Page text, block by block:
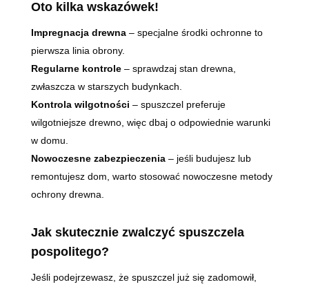
Oto kilka wskazówek!
Impregnacja drewna– specjalne środki ochronne to
pierwsza linia obrony.
Regularne kontrole– sprawdzaj stan drewna,
zwłaszcza w starszych budynkach.
Kontrola wilgotności – spuszczel preferuje
wilgotniejsze drewno, więc dbaj o odpowiednie warunki
w domu.
Nowoczesne zabezpieczenia– jeśli budujesz lub
remontujesz dom, warto stosować nowoczesne metody
ochrony drewna.
Jak skutecznie zwalczyć spuszczela
pospolitego?
Jeśli podejrzewasz, że spuszczel już się zadomowił,